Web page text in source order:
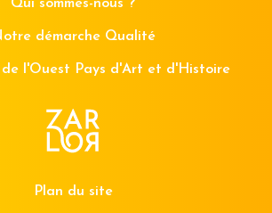
Qui sommes-nous ?
démarche Qualité
de l'Ouest Pays d'Art et d'Histoire
Plan du site